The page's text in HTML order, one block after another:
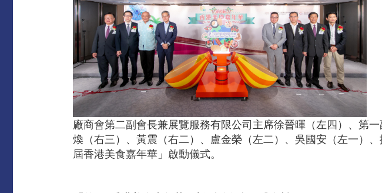
廠商會第二副會長兼展覽服務有限公司主席徐晉暉（左四）、第
煥（右三）、黃震（右二）、盧金榮（左二）、吳國安（左一）
屆香港美食嘉年華」啟動儀式。